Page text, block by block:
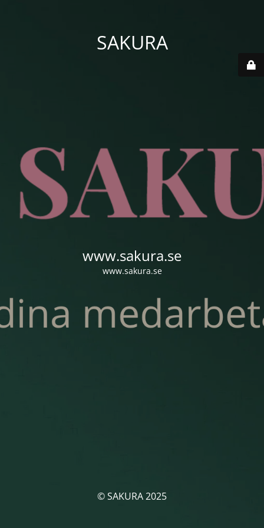
SAKURA
www.sakura.se
www.sakura.se
© SAKURA 2025